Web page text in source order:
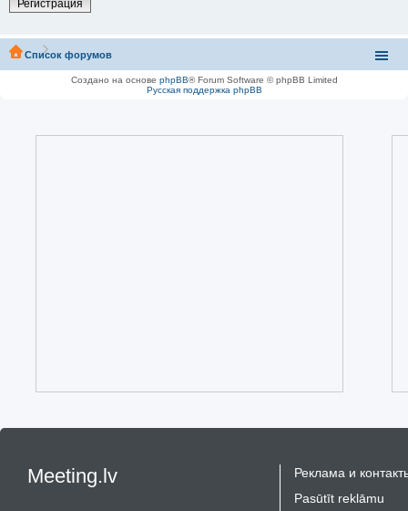
Регистрация
Список форумов
Создано на основе phpBB® Forum Software © phpBB Limited
Русская поддержка phpBB
Meeting.lv
Реклама и
Pasūtīt reklāmu